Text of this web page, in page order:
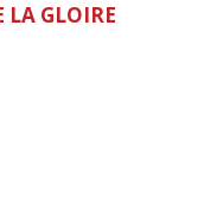
LA GLOIRE